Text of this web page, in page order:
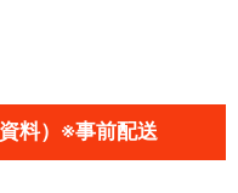
料）※事前配送